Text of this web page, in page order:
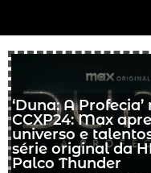
‘Duna: A Profecia’
CCXP24: Max
universo e
série original da
Palco Thunder